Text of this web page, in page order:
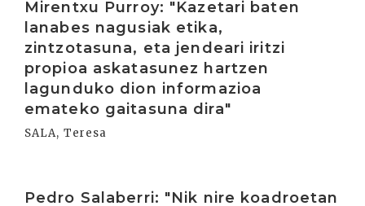
Mirentxu Purroy: "Kazetari baten
lanabes nagusiak etika,
zintzotasuna, eta jendeari iritzi
propioa askatasunez hartzen
lagunduko dion informazioa
emateko gaitasuna dira"
SALA, Teresa
Pedro Salaberri: "Nik nire koadroetan